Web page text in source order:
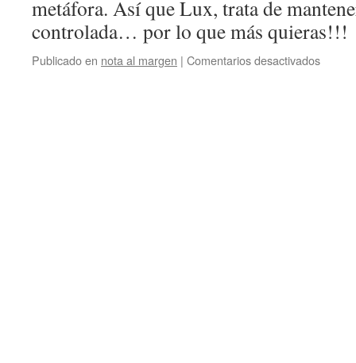
metáfora. Así que Lux, trata de
controlada… por lo que más quieras!!!
Publicado en nota al margen | Comentarios desactivadosen